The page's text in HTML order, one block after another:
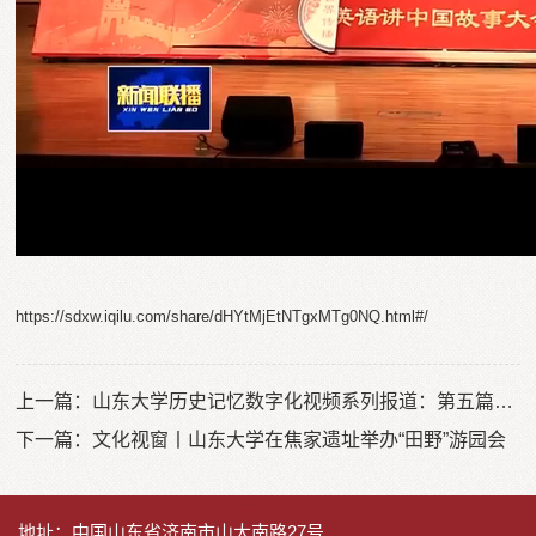
https://sdxw.iqilu.com/share/dHYtMjEtNTgxMTg0NQ.html#/
上一篇：
山东大学历史记忆数字化视频系列报道：第五篇《医心树清风，赤胆照山河》
下一篇：文化视窗丨山东大学在焦家遗址举办“田野”游园会
地址：中国山东省济南市山大南路27号